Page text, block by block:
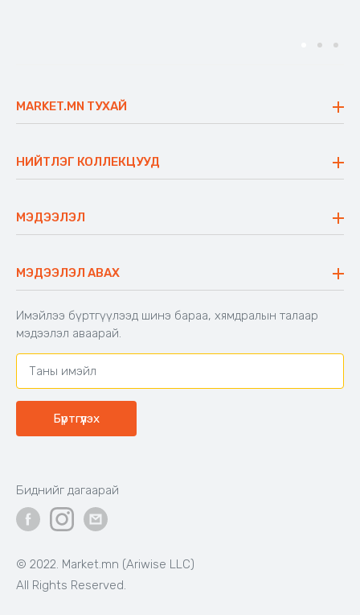
MARKET.MN ТУХАЙ
Үнэт зүйлс
Ажлын байр
Блог
НИЙТЛЭГ КОЛЛЕКЦУУД
Сүүдрэвч
Аяны ширээ
Аяны түшлэгтэй сандал
МЭДЭЭЛЭЛ
Буцаалтын журам
Захиалга шалгах
Хамтран ажиллах
Холбоо барих
МЭДЭЭЛЭЛ АВАХ
Имэйлээ бүртгүүлээд шинэ бараа, хямдралын талаар
мэдээлэл аваарай.
Бүртгүүлэх
© 2022. Market.mn (Ariwise LLC)
All Rights Reserved.
Биднийг дагаарай